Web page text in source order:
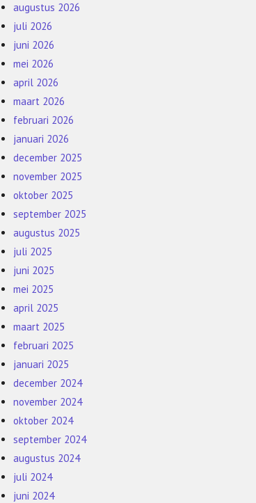
augustus 2026
juli 2026
juni 2026
mei 2026
april 2026
maart 2026
februari 2026
januari 2026
december 2025
november 2025
oktober 2025
september 2025
augustus 2025
juli 2025
juni 2025
mei 2025
april 2025
maart 2025
februari 2025
januari 2025
december 2024
november 2024
oktober 2024
september 2024
augustus 2024
juli 2024
juni 2024